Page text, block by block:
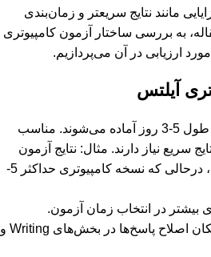
مانند نتایج سریعتر و زمان‌بندی
به بررسی ساختار آزمون کامپیوتری
ارزیابی در آن می‌پردازیم.
آیلتس
نتایج سریعتر: نتایج معمولاً در طول 5-3 روز آماده می‌شوند. مناسب
سریع نیاز دارند. مثال: نتایج آزمون
کاغذی 13 روز طول می‌کشد، درحالی که نسخه کامپیوتری حداکثر 5-
بیشتر در انتخاب زمان آزمون.
راحتی در ویرایش پاسخ‌ها: امکان اصلاح پاسخ‌ها در بخش‌های Writing و